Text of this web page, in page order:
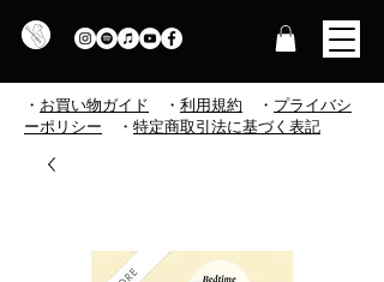
・ お買い物ガイド ・ 利用規約 ・ プライバシ
ーポリシー
・ 特定商取引法に基づく表記